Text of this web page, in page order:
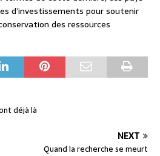
d’investissements pour soutenir
des ressources
déjà là
NEXT
Quand la recherche se meurt